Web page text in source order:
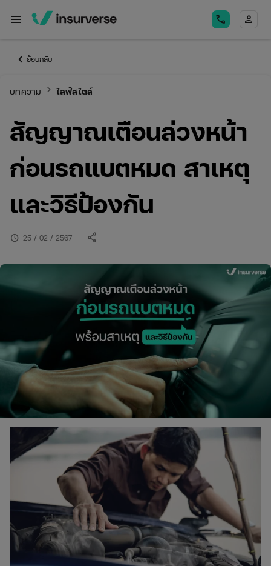
menu call person
keyboard_arrow_left ย้อนกลับ
บทความ keyboard_arrow_right ไลฟ์สไตล์
สัญญาณเตือนล่วงหน้า
ก่อนรถแบตหมด สาเหตุ
และวิธีป้องกัน
schedule 25 / 02 / 2567 share